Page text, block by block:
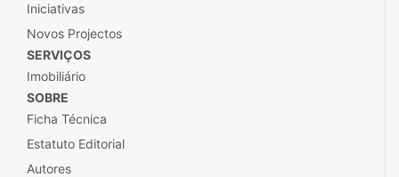
Iniciativas
Novos Projectos
SERVIÇOS
Imobiliário
SOBRE
Ficha Técnica
Estatuto Editorial
Autores